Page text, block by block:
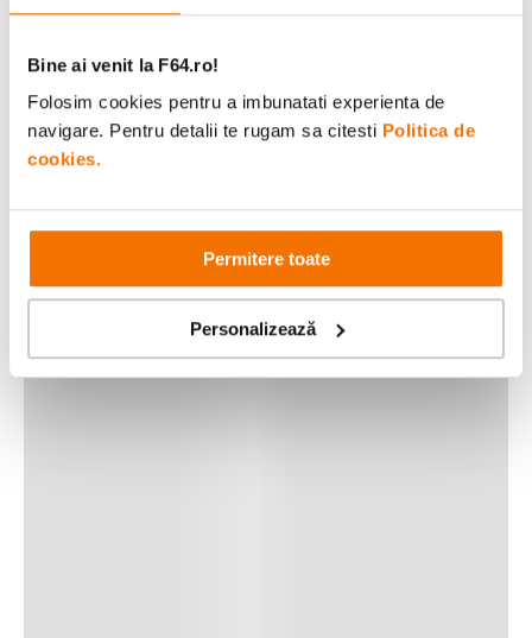
Bine ai venit la F64.ro!
Folosim cookies pentru a imbunatati experienta de
navigare. Pentru detalii te rugam sa citesti Politica de
cookies.
Permitere toate
Personalizează